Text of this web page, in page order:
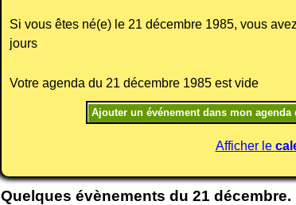
Si vous êtes né(e) le 21 décembre 1985, vous
jours
Votre agenda du 21 décembre 1985 est vide
Afficher le
Quelques évènements du 21 décembre.